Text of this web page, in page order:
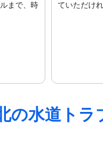
まで、時
ていただけ
の水道ト